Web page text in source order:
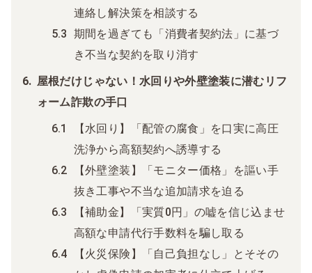
連絡し解決策を相談する
期間を過ぎても「消費者契約法」に基づ
き不当な契約を取り消す
屋根だけじゃない！水回りや外壁塗装に潜むリフ
ォーム詐欺の手口
【水回り】「配管の腐食」を口実に高圧
洗浄から高額契約へ誘導する
【外壁塗装】「モニター価格」を謳い手
抜き工事や不当な追加請求を迫る
【補助金】「実質0円」の嘘を信じ込ませ
高額な申請代行手数料を騙し取る
【火災保険】「自己負担なし」とそその